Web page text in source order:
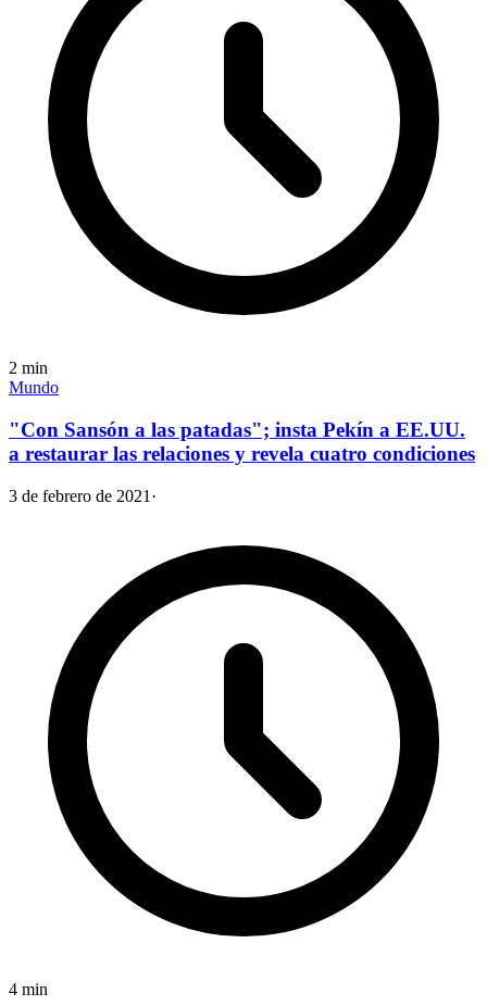
2 min
Mundo
"Con Sansón a las patadas"; insta Pekín a EE.UU.
a restaurar las relaciones y revela cuatro condiciones
3 de febrero de 2021 ·
4 min